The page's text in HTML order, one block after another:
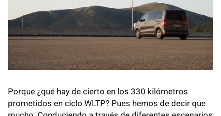
Porque ¿qué hay de cierto en los 330 kilómetros
prometidos en ciclo WLTP? Pues hemos de decir que